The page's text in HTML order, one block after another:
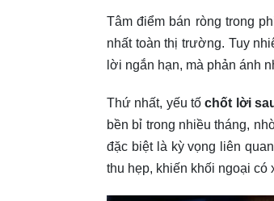
Tâm điểm bán ròng trong
nhất toàn thị trường. Tuy
lời ngắn hạn, mà phản ánh
Thứ nhất, yếu tốchốt lời
bền bỉ trong nhiều tháng,
đặc biệt là kỳ vọng liên
thu hẹp, khiến khối ngoại